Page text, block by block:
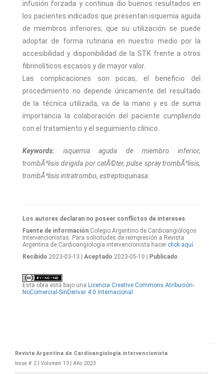
infusión forzada y continua dio buenos resultados en
los pacientes indicados que presentan isquemia aguda
de miembros inferiores; que su utilización se puede
adoptar de forma rutinaria en nuestro medio por la
accesibilidad y disponibilidad de la STK frente a otros
fibrinolíticos escasos y de mayor valor.
Las complicaciones son pocas, el beneficio del
procedimiento no depende únicamente del resultado
de la técnica utilizada, va de la mano y es de suma
importancia la colaboración del paciente cumpliendo
con el tratamiento y el seguimiento clínico..
Keywords:isquemia aguda de miembro inferior,
trombÃ³lisis dirigida por catÃ©ter, pulse spray trombÃ³lisis,
trombÃ³lisis intratrombo, estreptoquinasa.
Los autores declaran no poseer conflictos de intereses.
Fuente de información Colegio Argentino de Cardioangiólogos
Intervencionistas. Para solicitudes de reimpresión a Revista
Argentina de Cardioangiología intervencionista hacer click aquí.
Recibido 2023-03-13 | Aceptado 2023-05-10 | Publicado
Esta obra está bajo una Licencia Creative Commons Atribución-
NoComercial-SinDerivar 4.0 Internacional .
Revista Argentina de Cardioangiología intervencionista
Issue # 2 | Volumen 13 | Año 2023